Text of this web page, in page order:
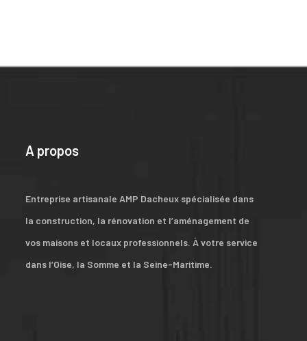
A propos
Entreprise artisanale AMP Dacheux spécialisée dans
la construction, la rénovation et l’aménagement de
vos maisons et locaux professionnels. À votre service
dans l’Oise, la Somme et la Seine-Maritime.